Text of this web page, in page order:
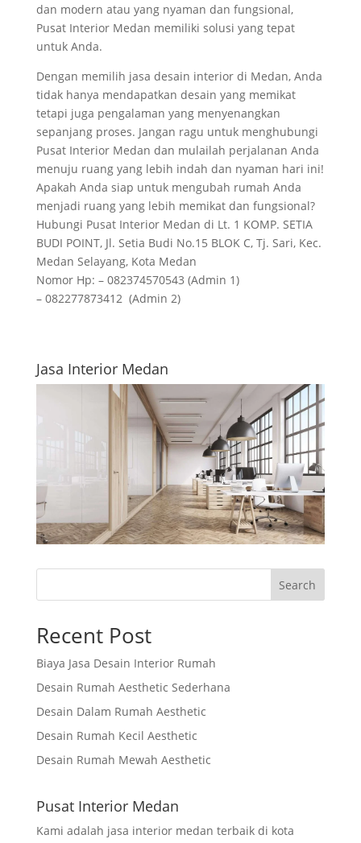
dan modern atau yang nyaman dan fungsional,
Pusat Interior Medan memiliki solusi yang tepat
untuk Anda.
Dengan memilih jasa desain interior di Medan, Anda
tidak hanya mendapatkan desain yang memikat
tetapi juga pengalaman yang menyenangkan
sepanjang proses. Jangan ragu untuk menghubungi
Pusat Interior Medan dan mulailah perjalanan Anda
menuju ruang yang lebih indah dan nyaman hari ini!
Apakah Anda siap untuk mengubah rumah Anda
menjadi ruang yang lebih memikat dan fungsional?
Hubungi Pusat Interior Medan di Lt. 1 KOMP. SETIA
BUDI POINT, Jl. Setia Budi No.15 BLOK C, Tj. Sari, Kec.
Medan Selayang, Kota Medan
Nomor Hp: – 082374570543 (Admin 1)
– 082277873412 (Admin 2)
Jasa Interior Medan
Search
Recent Post
Biaya Jasa Desain Interior Rumah
Desain Rumah Aesthetic Sederhana
Desain Dalam Rumah Aesthetic
Desain Rumah Kecil Aesthetic
Desain Rumah Mewah Aesthetic
Pusat Interior Medan
Kami adalah jasa interior medan terbaik di kota